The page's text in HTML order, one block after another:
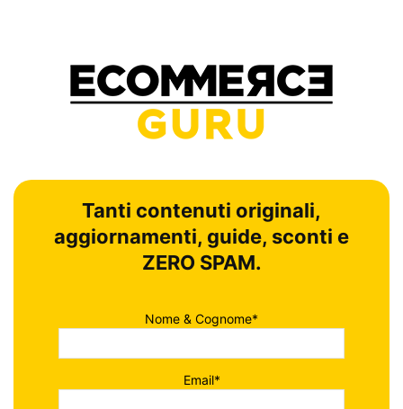
Tanti contenuti originali,
aggiornamenti, guide, sconti e
ZERO SPAM.
Nome & Cognome*
Email*